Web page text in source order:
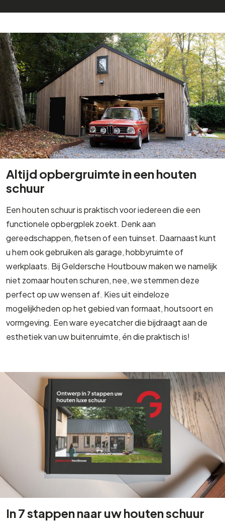
Altijd opbergruimte in een houten
schuur
Een houten schuur is praktisch voor iedereen die een
functionele opbergplek zoekt. Denk aan
gereedschappen, fietsen of een tuinset. Daarnaast kunt
u hem ook gebruiken als garage, hobbyruimte of
werkplaats. Bij Geldersche Houtbouw maken we namelijk
niet zomaar houten schuren, nee, we stemmen deze
perfect op uw wensen af. Kies uit eindeloze
mogelijkheden op het gebied van formaat, houtsoort en
vormgeving. Een ware eyecatcher die bijdraagt aan de
esthetiek van uw buitenruimte, én die praktisch is!
In 7 stappen naar uw houten schuur